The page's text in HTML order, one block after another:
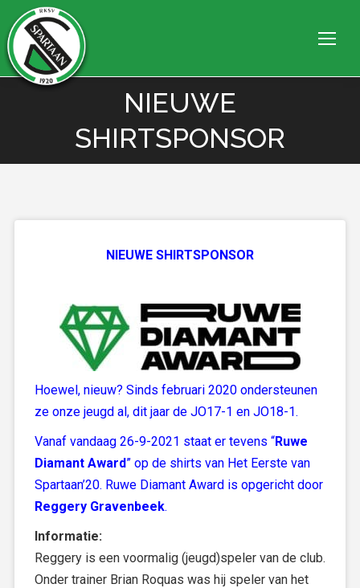
NIEUWE
SHIRTSPONSOR
NIEUWE SHIRTSPONSOR
Hoewel, nieuw? Sinds februari 2020 ondersteunen
ze onze jeugd al, dit jaar de JO17-1 en JO18-1.
Vanaf vandaag 26-9-2021 staat er tevens “Ruwe
Diamant Award” op de shirts van Het Eerste van
Spartaan’20. Ruwe Diamant Award is opgericht door
Reggery Gravenbeek.
Informatie:
Reggery is een voormalig (jeugd)speler van de club.
Onder trainer Brian Roquas was hij speler van het